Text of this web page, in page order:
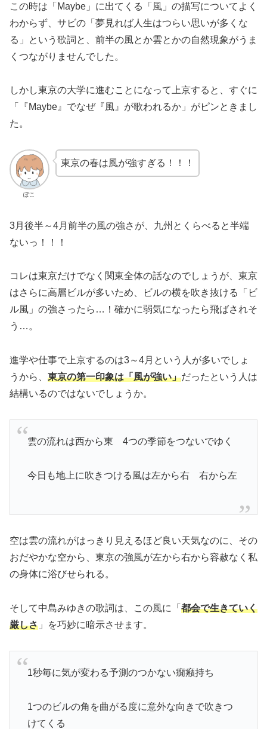
この時は「Maybe」に出てくる「風」の描写についてよく
わからず、サビの「夢見れば人生はつらい思いが多くな
る」という歌詞と、前半の風とか雲とかの自然現象がうま
くつながりませんでした。
しかし東京の大学に進むことになって上京すると、すぐに
「『Maybe』でなぜ『風』が歌われるか」がピンときまし
た。
ぽこ
東京の春は風が強すぎる！！！
3月後半～4月前半の風の強さが、九州とくらべると半端
ないっ！！！
コレは東京だけでなく関東全体の話なのでしょうが、東京
はさらに高層ビルが多いため、ビルの横を吹き抜ける「ビ
ル風」の強さったら…！確かに弱気になったら飛ばされそ
う…。
進学や仕事で上京するのは3～4月という人が多いでしょ
うから、 東京の第一印象は「風が強い」だったという人は
結構いるのではないでしょうか。
雲の流れは西から東 4つの季節をつないでゆく
今日も地上に吹きつける風は左から右 右から左
空は雲の流れがはっきり見えるほど良い天気なのに、その
おだやかな空から、東京の強風が左から右から容赦なく私
の身体に浴びせられる。
そして中島みゆきの歌詞は、この風に「 都会で生きていく
厳しさ 」を巧妙に暗示させます。
1秒毎に気が変わる予測のつかない癇癪持ち
1つのビルの角を曲がる度に意外な向きで吹きつ
けてくる